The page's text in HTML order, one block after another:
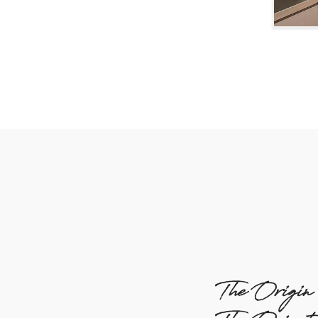
The Origin